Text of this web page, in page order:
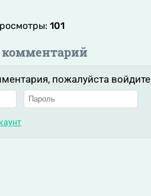
101
пожалуйста войдите